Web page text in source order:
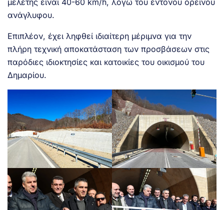
ανάγλυφου.
Επιπλέον, έχει ληφθεί ιδιαίτερη μέριμνα για την
πλήρη τεχνική αποκατάσταση των προσβάσεων στις
παρόδιες ιδιοκτησίες και κατοικίες του οικισμού του
Δημαρίου.